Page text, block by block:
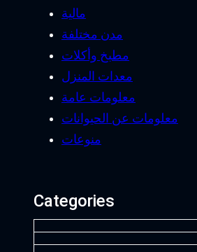
مالية
مدن مختلفة
مطبخ وأكلات
معدات المنزل
معلومات عامة
معلومات عن الحيوانات
منوعات
Categories